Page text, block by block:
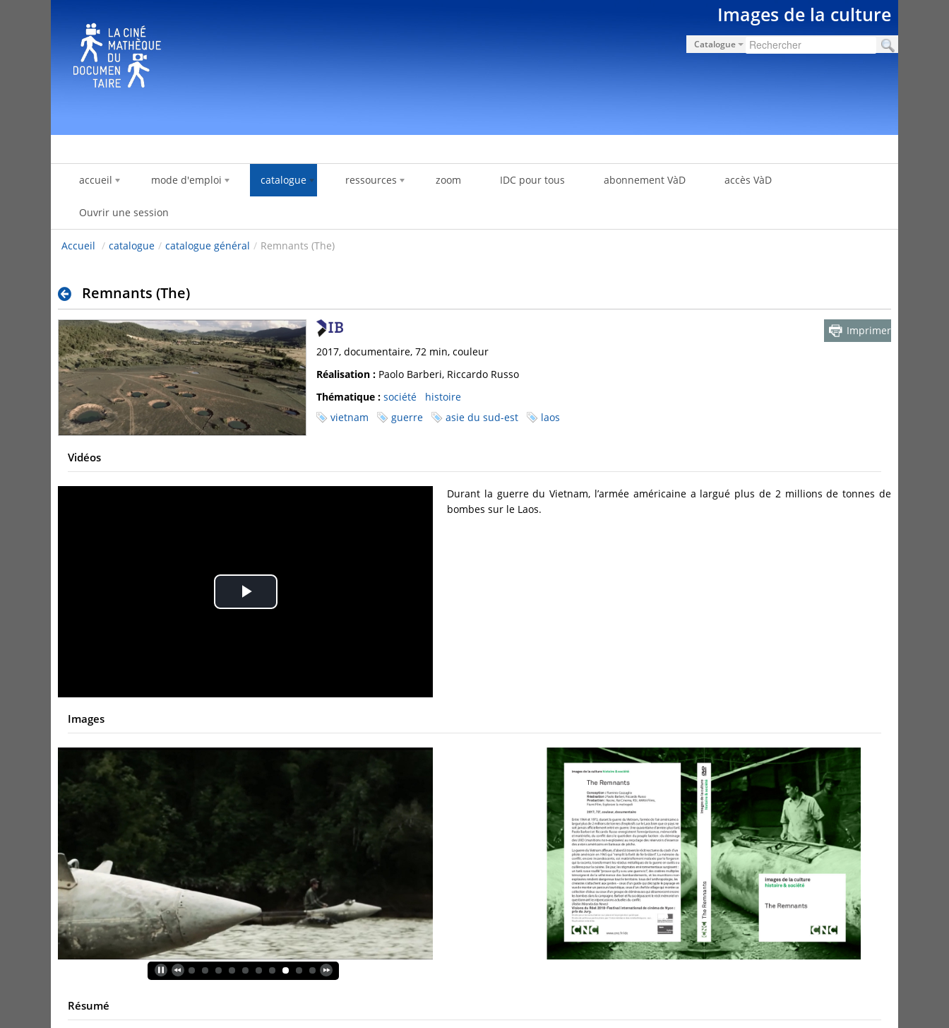
Images de la culture
Catalogue
accueil mode d'emploi catalogue ressources zoom IDC pour tous abonnement VàD accès VàD
Ouvrir une session
Accueil / catalogue / catalogue général / Remnants (The)
Remnants (The)
Imprimer
2017, documentaire, 72 min, couleur
Réalisation : Paolo Barberi, Riccardo Russo
Thématique : société
histoire
vietnam
guerre asie du sud-est laos
Vidéos
Play
Durant la guerre du Vietnam, l’armée américaine a largué plus de 2 millions de tonnes de
bombes sur le Laos.
Images
Résumé